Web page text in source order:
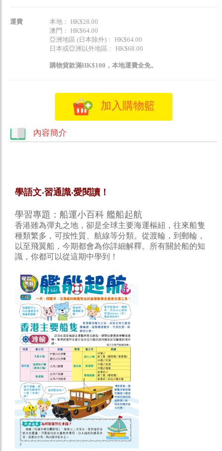
運費
本地﹕ HK$28.00
澳門﹕ HK$64.00
亞洲地區 (日本除外)﹕ HK$64.00
日本或亞洲以外地區﹕ HK$68.00
購物貨款滿HK$100，本地運費全免。
加入購物籃
內容簡介
學語文‧習通識‧愛閱讀！
學習專題：船運小百科 艦船起航
香港雖為彈丸之地，卻是全球主要海運樞紐，往來船隻
種類繁多，可按性質、航線等分類。從渡輪，到郵輪，
以至飛翼船，今期都會為你詳細解釋。所有關於船的知
識，你都可以從這期中學到！